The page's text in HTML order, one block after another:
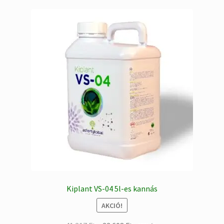
Kiplant VS-04 5l-es kannás
AKCIÓ!